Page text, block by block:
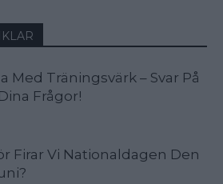
Med Träningsvärk – Svar På
Frågor!
Firar Vi Nationaldagen Den